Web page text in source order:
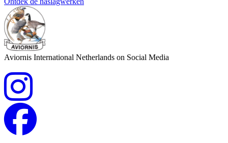
Aviornis International Netherlands on Social Media